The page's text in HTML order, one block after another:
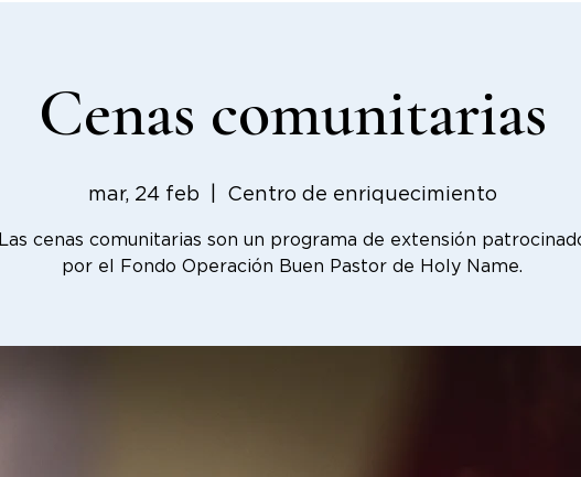
Cenas comunitarias
mar, 24 feb Centro de enriquecimiento
Las cenas comunitarias son un programa de extensión
por el Fondo Operación Buen Pastor de Holy Name.